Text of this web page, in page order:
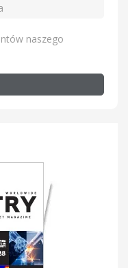
naszego